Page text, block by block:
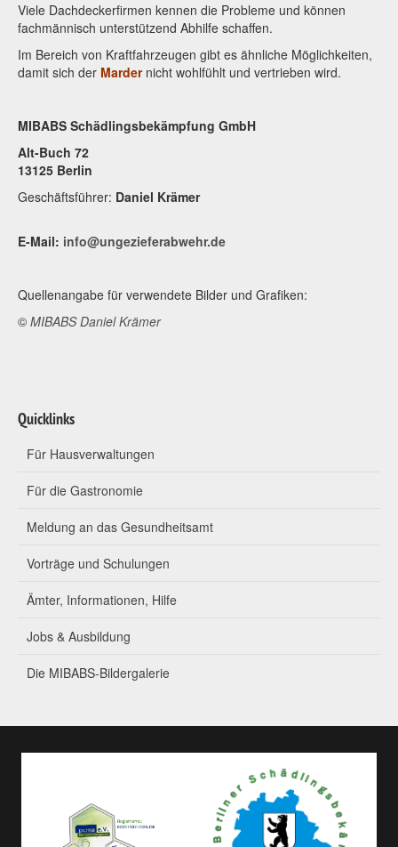
Viele Dachdeckerfirmen kennen die Probleme und können
fachmännisch unterstützend Abhilfe schaffen.
Im Bereich von Kraftfahrzeugen gibt es ähnliche Möglichkeiten,
damit sich der Mardernicht wohlfühlt und vertrieben wird.
MIBABS Schädlingsbekämpfung GmbH
Alt-Buch 72
13125 Berlin
Geschäftsführer: Daniel Krämer
E-Mail: info@ungezieferabwehr.de
Quellenangabe für verwendete Bilder und Grafiken:
© MIBABS Daniel Krämer
Quicklinks
Für Hausverwaltungen
Für die Gastronomie
Meldung an das Gesundheitsamt
Vorträge und Schulungen
Ämter, Informationen, Hilfe
Jobs & Ausbildung
Die MIBABS-Bildergalerie